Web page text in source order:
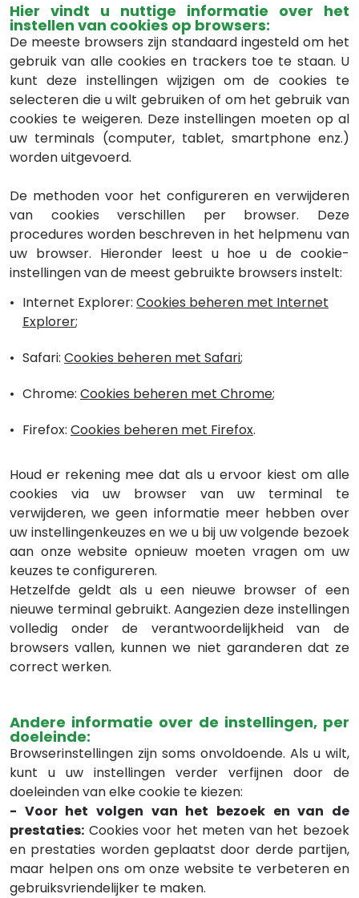
Hier vindt u nuttige informatie over het
instellen van cookies op browsers:
De meeste browsers zijn standaard ingesteld om het
gebruik van alle cookies en trackers toe te staan. U
kunt deze instellingen wijzigen om de cookies te
selecteren die u wilt gebruiken of om het gebruik van
cookies te weigeren. Deze instellingen moeten op al
uw terminals (computer, tablet, smartphone enz.)
worden uitgevoerd.
De methoden voor het configureren en verwijderen
van cookies verschillen per browser. Deze
procedures worden beschreven in het helpmenu van
uw browser. Hieronder leest u hoe u de cookie-
instellingen van de meest gebruikte browsers instelt:
Internet Explorer: Cookies beheren met Internet
Explorer;
Safari: Cookies beheren met Safari;
Chrome: Cookies beheren met Chrome;
Firefox: Cookies beheren met Firefox.
Houd er rekening mee dat als u ervoor kiest om alle
cookies via uw browser van uw terminal te
verwijderen, we geen informatie meer hebben over
uw instellingenkeuzes en we u bij uw volgende bezoek
aan onze website opnieuw moeten vragen om uw
keuzes te configureren.
Hetzelfde geldt als u een nieuwe browser of een
nieuwe terminal gebruikt. Aangezien deze instellingen
volledig onder de verantwoordelijkheid van de
browsers vallen, kunnen we niet garanderen dat ze
correct werken.
Andere informatie over de instellingen, per
doeleinde:
Browserinstellingen zijn soms onvoldoende. Als u wilt,
kunt u uw instellingen verder verfijnen door de
doeleinden van elke cookie te kiezen:
- Voor het volgen van het bezoek en van de
prestaties: Cookies voor het meten van het bezoek
en prestaties worden geplaatst door derde partijen,
maar helpen ons om onze website te verbeteren en
gebruiksvriendelijker te maken.